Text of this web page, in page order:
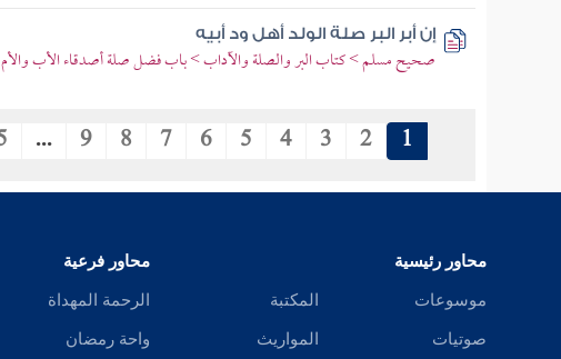
إن أبر البر صلة الولد أهل ود أبيه
صحيح مسلم > كتاب البر والصلة والآداب > باب فضل صلة أصدقاء الأب
1
2
3
4
5
6
7
8
9
...
محاور رئيسية
موسوعات
صوتيات
المكتبة
المواريث
محاور فرعية
الرحمة المهداة
واحة رمضان